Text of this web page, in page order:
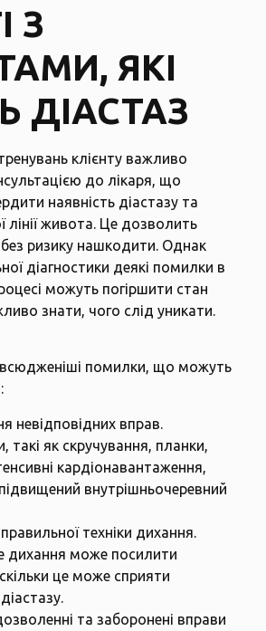
З
ЯКІ
ДІАСТАЗ
клієнту важливо
до лікаря, що
наявність діастазу та
лінії живота. Це дозволить
без ризику нашкодити. Однак
діагностики деякі помилки в
можуть погіршити стан
знати, чого слід уникати.
помилки, що можуть
невідповідних вправ.
такі як скручування, планки,
кардіонавантаження,
внутрішньочеревний
техніки дихання.
дихання може посилити
це може сприяти
та заборонені вправи